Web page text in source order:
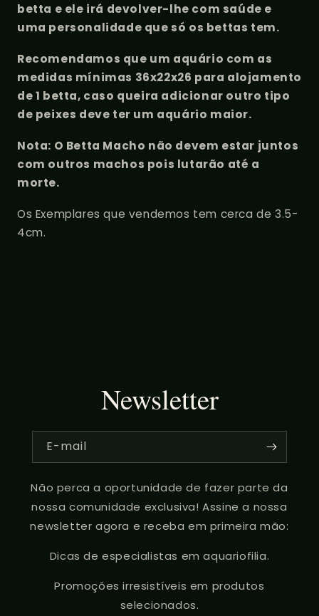
betta e ele irá devolver-lhe com saúde e
uma personalidade que só os bettas tem.
Recomendamos que um aquário com as
medidas mínimas 36x22x26 para alojamento
de 1 betta, caso queira adicionar outro tipo
de peixes deve ter um aquário maior.
Nota: O Betta Macho não devem estar juntos
com outros machos pois lutarão até a
morte.
Os Exemplares que vendemos tem cerca de 3.5-
4cm.
Newsletter
E-mail
Não perca a oportunidade de fazer parte da
nossa comunidade exclusiva! Assine a nossa
newsletter agora e receba em primeira mão:
Dicas de especialistas em aquariofilia.
Promoções irresistíveis em produtos
selecionados.